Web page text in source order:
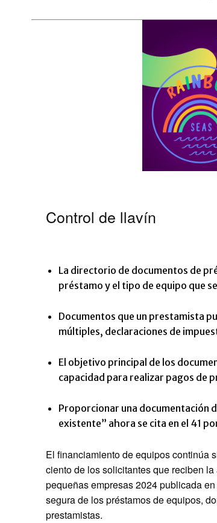
Control de llavín
La directorio de documentos de
préstamo y el tipo de equipo que
Documentos que un prestamista
múltiples, declaraciones de
El objetivo principal de los
capacidad para realizar pagos de
Proporcionar una documentación
existente” ahora se cita en el 41
El financiamiento de equipos continúa
ciento de los solicitantes que reciben
pequeñas empresas 2024 publicada
segura de los préstamos de equipos,
prestamistas.